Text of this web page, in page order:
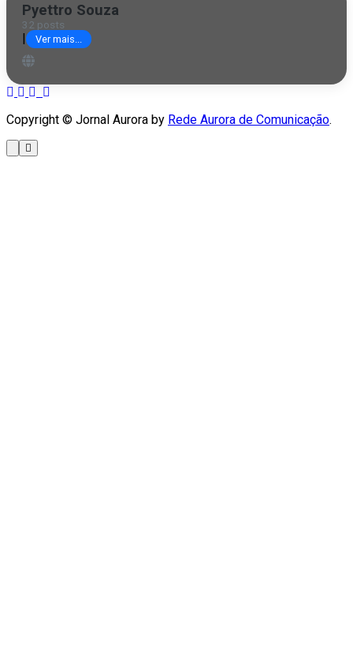
Pyettro Souza
32 posts
| Ver mais...
Copyright © Jornal Aurora by Rede Aurora de Comunicação.